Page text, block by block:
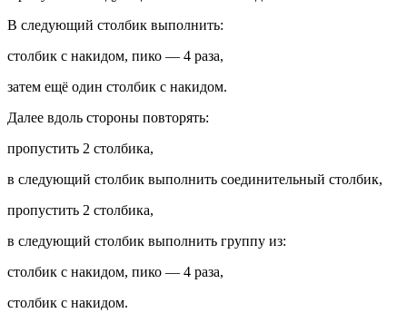
В следующий столбик выполнить:
столбик с накидом, пико — 4 раза,
затем ещё один столбик с накидом.
Далее вдоль стороны повторять:
пропустить 2 столбика,
в следующий столбик выполнить соединительный столбик,
пропустить 2 столбика,
в следующий столбик выполнить группу из:
столбик с накидом, пико — 4 раза,
столбик с накидом.